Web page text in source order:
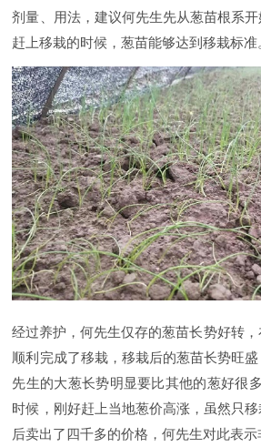
剂量、用法，建议何先生先从葱苗根系开
赶上移栽的时候，葱苗能够达到移栽标准
经过养护，何先生仅存的葱苗长势好转，
顺利完成了移栽，移栽后的葱苗长势旺
先生的大葱长势明显要比其他的葱好很
时候，刚好赶上当地葱价高涨，虽然只
后卖出了四千多的价格，何先生对此表示